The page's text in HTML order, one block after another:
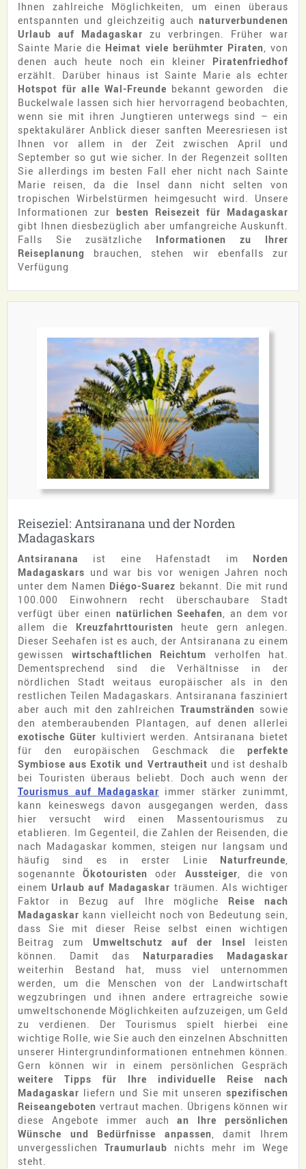
Ihnen zahlreiche Möglichkeiten, um einen überaus
entspannten und gleichzeitig auch naturverbundenen
Urlaub auf Madagaskar zu verbringen. Früher war
Sainte Marie die Heimat viele berühmter Piraten, von
denen auch heute noch ein kleiner Piratenfriedhof
erzählt. Darüber hinaus ist Sainte Marie als echter
Hotspot für alle Wal-Freunde bekannt geworden ­ die
Buckelwale lassen sich hier hervorragend beobachten,
wenn sie mit ihren Jungtieren unterwegs sind – ein
spektakulärer Anblick dieser sanften Meeresriesen ist
Ihnen vor allem in der Zeit zwischen April und
September so gut wie sicher. In der Regenzeit sollten
Sie allerdings im besten Fall eher nicht nach Sainte
Marie reisen, da die Insel dann nicht selten von
tropischen Wirbelstürmen heimgesucht wird. Unsere
Informationen zur besten Reisezeit für Madagaskar
gibt Ihnen diesbezüglich aber umfangreiche Auskunft.
Falls Sie zusätzliche Informationen zu Ihrer
Reiseplanung
brauchen, stehen wir ebenfalls zur
Verfügung
Reiseziel: Antsiranana und der Norden
Madagaskars
Antsiranana ist eine Hafenstadt im Norden
Madagaskars und war bis vor wenigen Jahren noch
unter dem Namen Diégo-Suarez bekannt. Die mit rund
100.000 Einwohnern recht überschaubare Stadt
verfügt über einen natürlichen Seehafen, an dem vor
allem die Kreuzfahrttouristen heute gern anlegen.
Dieser Seehafen ist es auch, der Antsiranana zu einem
gewissen wirtschaftlichen Reichtum verholfen hat.
Dementsprechend sind die Verhältnisse in der
nördlichen Stadt weitaus europäischer als in den
restlichen Teilen Madagaskars. Antsiranana fasziniert
aber auch mit den zahlreichen Traumstränden sowie
den atemberaubenden Plantagen, auf denen allerlei
exotische Güter kultiviert werden. Antsiranana bietet
für den europäischen Geschmack die perfekte
Symbiose aus Exotik und Vertrautheit und ist deshalb
bei Touristen überaus beliebt. Doch auch wenn der
Tourismus auf Madagaskar immer stärker zunimmt,
kann keineswegs davon ausgegangen werden, dass
hier versucht wird einen Massentourismus zu
etablieren. Im Gegenteil, die Zahlen der Reisenden, die
nach Madagaskar kommen, steigen nur langsam und
häufig sind es in erster Linie Naturfreunde,
sogenannteÖkotouristen oder Aussteiger, die von
einem Urlaub auf Madagaskar träumen. Als wichtiger
Faktor in Bezug auf Ihre mögliche Reise nach
Madagaskar kann vielleicht noch von Bedeutung sein,
dass Sie mit dieser Reise selbst einen wichtigen
Beitrag zum Umweltschutz auf der Insel leisten
können. Damit das Naturparadies Madagaskar
weiterhin Bestand hat, muss viel unternommen
werden, um die Menschen von der Landwirtschaft
wegzubringen und ihnen andere ertragreiche sowie
umweltschonende Möglichkeiten aufzuzeigen, um Geld
zu verdienen. Der Tourismus spielt hierbei eine
wichtige Rolle, wie Sie auch den einzelnen Abschnitten
unserer Hintergrundinformationen entnehmen können.
Gern können wir in einem persönlichen Gespräch
weitere Tipps für Ihre individuelle Reise nach
Madagaskar liefern und Sie mit unseren spezifischen
Reiseangeboten vertraut machen. Übrigens können wir
diese Angebote immer auchan Ihre persönlichen
Wünsche und Bedürfnisse anpassen, damit Ihrem
unvergesslichen Traumurlaub nichts mehr im Wege
steht.